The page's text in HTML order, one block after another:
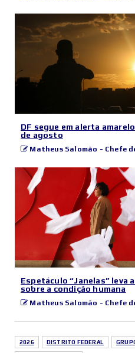
DF segue em alerta
de agosto
Matheus Salomão - Chefe
Espetáculo “Janelas” leva
sobre a condição humana
Matheus Salomão - Chefe
2026 DISTRITO FEDERAL